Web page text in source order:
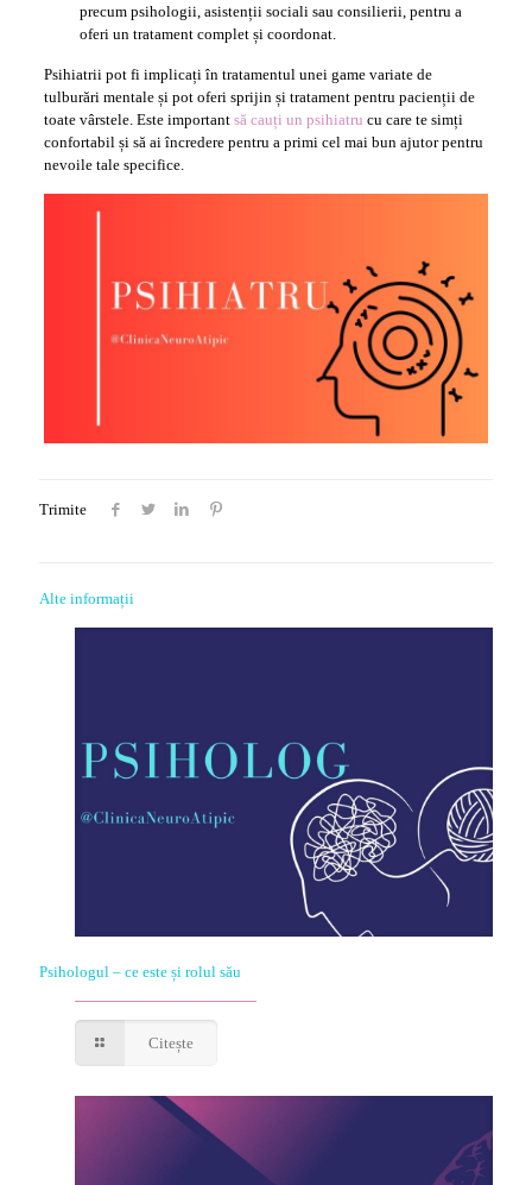
precum psihologii, asistenții sociali sau consilierii, pentru a
oferi un tratament complet și coordonat.
Psihiatrii pot fi implicați în tratamentul unei game variate de
tulburări mentale și pot oferi sprijin și tratament pentru pacienții de
toate vârstele. Este important să cauți un psihiatru cu care te simți
confortabil și să ai încredere pentru a primi cel mai bun ajutor pentru
nevoile tale specifice.
Trimite
Alte informații
Psihologul – ce este și rolul său
Citește